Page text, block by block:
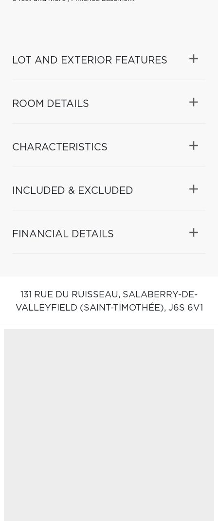
LOT AND EXTERIOR FEATURES
ROOM DETAILS
CHARACTERISTICS
INCLUDED & EXCLUDED
FINANCIAL DETAILS
131 RUE DU RUISSEAU, SALABERRY-DE-
VALLEYFIELD (SAINT-TIMOTHÉE), J6S 6V1